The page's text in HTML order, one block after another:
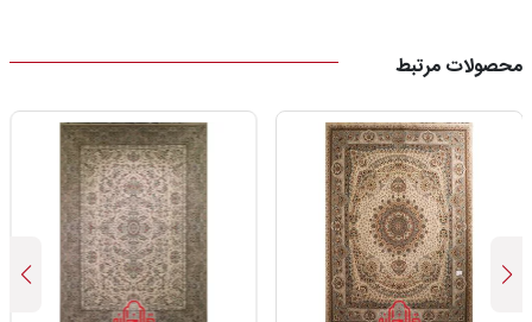
محصولات مرتبط